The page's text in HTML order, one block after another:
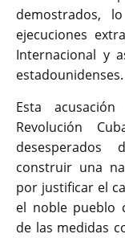
demostrados,
ejecuciones
Internacional y
estadounidenses.
Esta
Revolución
desesperados
construir una
por justificar el
el noble pueblo
de las medidas